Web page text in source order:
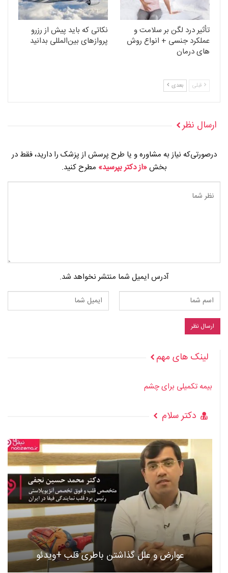
تأثیر درد لگن بر سلامت و
عملکرد جنسی + انواع روش
های درمان
نکاتی که باید پیش از رزرو
پروازهای بین‌المللی بدانید
قبلی بعدی
ارسال نظر
درصورتی‌که نیاز به مشاوره و یا طرح پرسش از پزشک را دارید، فقط در
بخش«از دکتر بپرسید» مطرح کنید.
آدرس ایمیل شما منتشر نخواهد شد.
لینک های مهم
بیمه تکمیلی برای چشم
دکتر سلام
عوارض و علل گذاشتن باطری قلب +ویدئو